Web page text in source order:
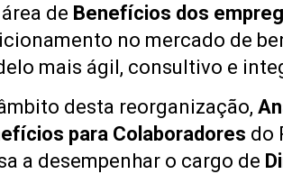
de Benefícios dos
no mercado de
mais ágil, consultivo e
desta reorganização,
para Colaboradores do
a desempenhar o cargo de